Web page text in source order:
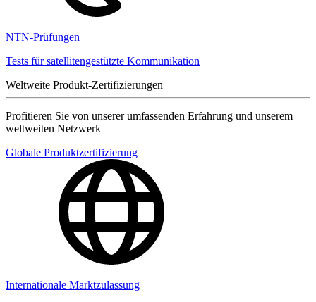
NTN-Prüfungen
Tests für satellitengestützte Kommunikation
Weltweite Produkt-Zertifizierungen
Profitieren Sie von unserer umfassenden Erfahrung und unserem
weltweiten Netzwerk
Globale Produktzertifizierung
Internationale Marktzulassung